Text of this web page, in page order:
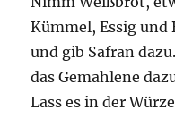
Kümmel, Essig und
und gib Safran
das Gemahlene
Lass es in der